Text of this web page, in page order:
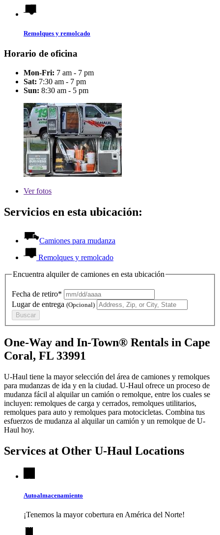
Remolques y remolcado
Horario de oficina
Mon-Fri: 7 am - 7 pm
Sat: 7:30 am - 7 pm
Sun: 8:30 am - 5 pm
Verfotos
Servicios en esta ubicación:
Camiones para mudanza
Remolques y remolcado
Encuentra alquiler de camiones en esta ubicación
Fecha de retiro*
Lugar de entrega (Opcional)
Buscar
One-Way and In-Town® Rentals in Cape
Coral, FL 33991
U-Haul tiene la mayor selección del área de camiones y remolques
para mudanzas de ida y en la ciudad. U-Haul ofrece un proceso de
mudanza fácil al alquilar un camión o remolque, entre los cuales se
incluyen: remolques de carga y cerrados, remolques utilitarios,
remolques para auto y remolques para motocicletas. Combina tus
esfuerzos de mudanza al alquilar un camión y un remolque de U-
Haul hoy.
Services at Other U-Haul Locations
Autoalmacenamiento
¡Tenemos la mayor cobertura en América del Norte!